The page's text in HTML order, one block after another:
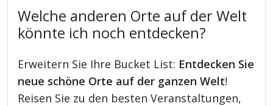
Welche anderen Orte auf der Welt
könnte ich noch entdecken?
Erweitern Sie Ihre Bucket List: Entdecken Sie
neue schöne Orte auf der ganzen Welt!
Reisen Sie zu den besten Veranstaltungen,